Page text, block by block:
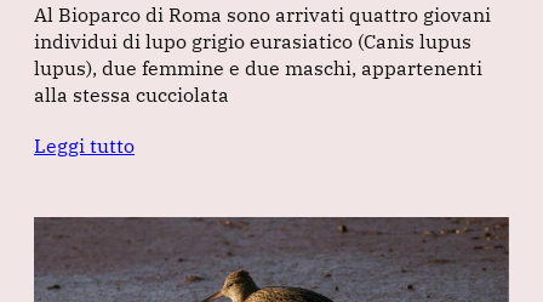
Al Bioparco di Roma sono arrivati quattro giovani
individui di lupo grigio eurasiatico (Canis lupus
lupus), due femmine e due maschi, appartenenti
alla stessa cucciolata
Leggi tutto